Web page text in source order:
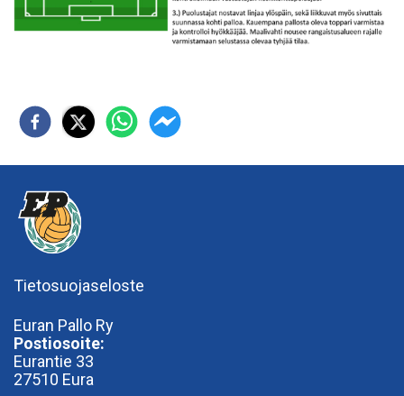
Tietosuojaseloste
Euran Pallo Ry
Postiosoite:
Eurantie 33
27510 Eura